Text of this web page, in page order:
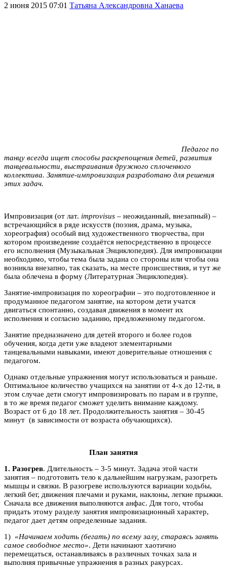
2 июня 2015 07:01 Татьяна Александровна Ханаева
Педагог по
танцу всегда ищет способы раскрепощения детей, развития
танцевальности, выстраивания дружного сплоченного
коллектива. Занятие-импровизация разработано для решения
этих задач.
Импровизация (от лат. improvisus – неожиданный, внезапный) –
встречающийся в ряде искусств (поэзия, драма, музыка,
хореография) особый вид художественного творчества, при
котором произведение создаётся непосредственно в процессе
его исполнения (Музыкальная Энциклопедия). Для импровизации
необходимо, чтобы тема была задана со стороны или чтобы она
возникла внезапно, так сказать, на месте происшествия, и тут же
была облечена в форму (Литературная Энциклопедия).
Занятие-импровизация по хореографии – это подготовленное и
продуманное педагогом занятие, на котором дети учатся
двигаться спонтанно, создавая движения в момент их
исполнения и согласно заданию, предложенному педагогом.
Занятие предназначено для детей второго и более годов
обучения, когда дети уже владеют элементарными
танцевальными навыками, имеют доверительные отношения с
педагогом.
Однако отдельные упражнения могут использоваться и раньше.
Оптимальное количество учащихся на занятии от 4-х до 12-ти, в
этом случае дети смогут импровизировать по парам и в группе,
в то же время педагог сможет уделить внимание каждому.
Возраст от 6 до 18 лет. Продолжительность занятия – 30-45
минут (в зависимости от возраста обучающихся).
План занятия
1. Разогрев. Длительность – 3-5 минут. Задача этой части
занятия – подготовить тело к дальнейшим нагрузкам, разогреть
мышцы и связки. В разогреве используются вариации ходьбы,
легкий бег, движения плечами и руками, наклоны, легкие прыжки.
Сначала все движения выполняются анфас. Для того, чтобы
придать этому разделу занятия импровизационный характер,
педагог дает детям определенные задания.
1) «Начинаем ходить (бегать) по всему залу, стараясь занять
самое свободное место». Дети начинают хаотично
перемещаться, останавливаясь в различных точках зала и
выполняя привычные упражнения в разных ракурсах.